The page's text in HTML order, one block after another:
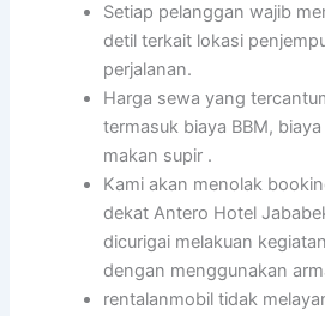
Setiap pelanggan wajib
detil terkait lokasi
perjalanan.
Harga sewa yang
termasuk biaya BBM,
makan supir .
Kami akan menolak
dekat Antero Hotel
dicurigai melakuan
dengan menggunakan
rentalanmobil tidak